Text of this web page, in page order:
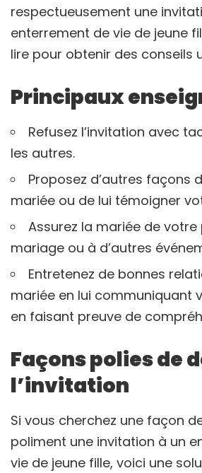
respectueusement une
enterrement de vie de jeune
lire pour obtenir des conseils
Principaux
Refusez l’invitation avec
les autres.
Proposez d’autres façons
mariée ou de lui témoigner
Assurez la mariée de votre
mariage ou à d’autres
Entretenez de bonnes
mariée en lui communiquant
en faisant preuve de
Façons polies de
l’invitation
Si vous cherchez une façon
poliment une invitation à un
vie de jeune fille, voici une